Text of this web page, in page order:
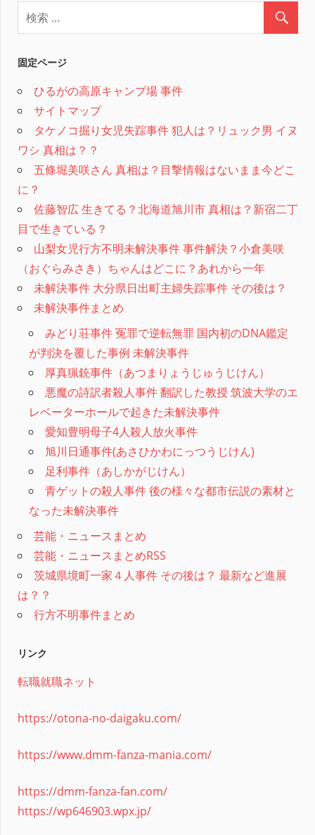
固定ページ
ひるがの高原キャンプ場 事件
サイトマップ
タケノコ掘り女児失踪事件 犯人は？リュック男 イヌ
ワシ 真相は？？
五條堀美咲さん 真相は？目撃情報はないまま今どこ
に？
佐藤智広 生きてる？北海道旭川市 真相は？新宿二丁
目で生きている？
山梨女児行方不明未解決事件 事件解決？小倉美咲
（おぐらみさき）ちゃんはどこに？あれから一年
未解決事件 大分県日出町主婦失踪事件 その後は？
未解決事件まとめ
みどり荘事件 冤罪で逆転無罪 国内初のDNA鑑定
が判決を覆した事例 未解決事件
厚真猟銃事件（あつまりょうじゅうじけん）
悪魔の詩訳者殺人事件 翻訳した教授 筑波大学のエ
レベーターホールで起きた未解決事件
愛知豊明母子4人殺人放火事件
旭川日通事件(あさひかわにっつうじけん)
足利事件（あしかがじけん）
青ゲットの殺人事件 後の様々な都市伝説の素材と
なった未解決事件
芸能・ニュースまとめ
芸能・ニュースまとめRSS
茨城県境町一家４人事件 その後は？ 最新など進展
は？？
行方不明事件まとめ
リンク
転職就職ネット
https://otona-no-daigaku.com/
https://www.dmm-fanza-mania.com/
https://dmm-fanza-fan.com/
https://wp646903.wpx.jp/